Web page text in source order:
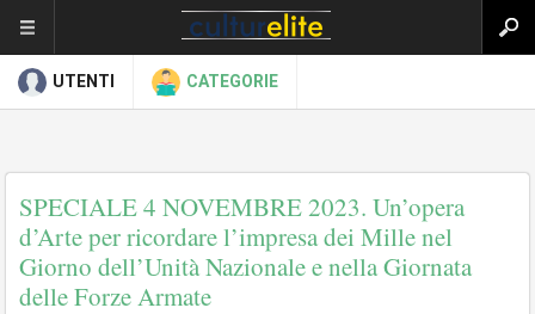
UTENTI CATEGORIE
SPECIALE 4 NOVEMBRE 2023. Un’opera
d’Arte per ricordare l’impresa dei Mille nel
Giorno dell’Unità Nazionale e nella Giornata
delle Forze Armate